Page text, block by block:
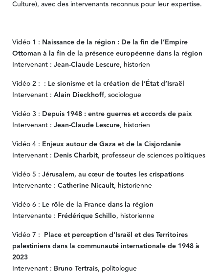
Culture), avec des intervenants reconnus pour leur expertise.
Vidéo 1 : Naissance de la région : De la fin de l’Empire
Ottoman à la fin de la présence européenne dans la région
Intervenant : Jean-Claude Lescure, historien
Vidéo 2 : : Le sionisme et la création de l’État d’Israël
Intervenant : Alain Dieckhoff, sociologue
Vidéo 3 : Depuis 1948 : entre guerres et accords de paix
Intervenant : Jean-Claude Lescure, historien
Vidéo 4 : Enjeux autour de Gaza et de la Cisjordanie
Intervenant : Denis Charbit, professeur de sciences politiques
Vidéo 5 : Jérusalem, au cœur de toutes les crispations
Intervenante : Catherine Nicault, historienne
Vidéo 6 : Le rôle de la France dans la région
Intervenante : Frédérique Schillo, historienne
Vidéo 7 : Place et perception d'Israël et des Territoires
palestiniens dans la communauté internationale de 1948 à
2023
Intervenant : Bruno Tertrais, politologue